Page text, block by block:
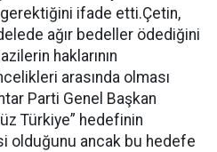
ifade etti.Çetin,
ağır bedeller ödediğini
haklarının
arasında olması
Parti Genel Başkan
Türkiye” hedefinin
olduğunu ancak bu hedefe